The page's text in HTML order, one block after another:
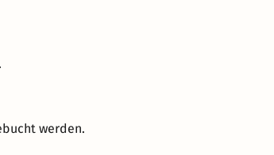
werden.